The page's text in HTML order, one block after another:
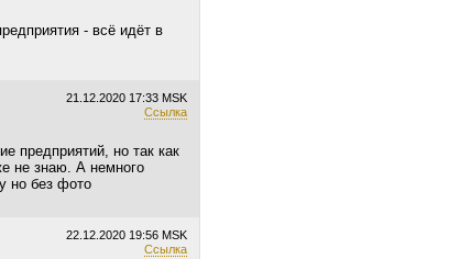
- всё идёт в
21.12.2020 17:33 MSK
Ссылка
предприятий, но так как
не знаю. А немного
но без фото
22.12.2020 19:56 MSK
Ссылка